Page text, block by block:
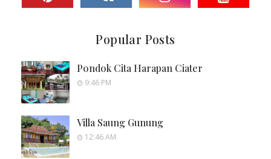
Popular Posts
Pondok Cita Harapan Ciater
9:46 PM
Villa Saung Gunung
12:46 AM